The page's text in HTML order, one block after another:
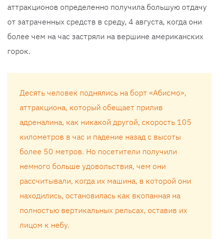
аттракционов определенно получила большую отдачу
от затраченных средств в среду, 4 августа, когда они
более чем на час застряли на вершине американских
горок.
Десять человек поднялись на борт «Абисмо»,
аттракциона, который обещает прилив
адреналина, как никакой другой, скорость 105
километров в час и падение назад с высоты
более 50 метров. Но посетители получили
немного больше удовольствия, чем они
рассчитывали, когда их машина, в которой они
находились, остановилась как вкопанная на
полностью вертикальных рельсах, оставив их
лицом к небу.